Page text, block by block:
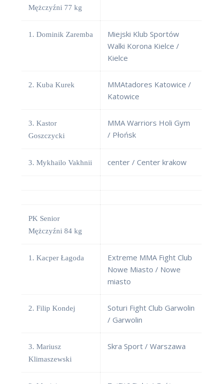
Mężczyźni 77 kg
1. Dominik Zaremba
Miejski Klub Sportów
Walki Korona Kielce /
Kielce
2. Kuba Kurek
MMAtadores Katowice /
Katowice
3. Kastor
Goszczycki
MMA Warriors Holi Gym
/ Płońsk
3. Mykhailo Vakhnii center / Center krakow
PK Senior
Mężczyźni 84 kg
1. Kacper Łagoda
Extreme MMA Fight Club
Nowe Miasto / Nowe
miasto
2. Filip Kondej
Soturi Fight Club Garwolin
/ Garwolin
3. Mariusz
Klimaszewski
Skra Sport / Warszawa